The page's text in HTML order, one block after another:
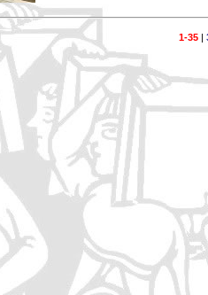
1-35|